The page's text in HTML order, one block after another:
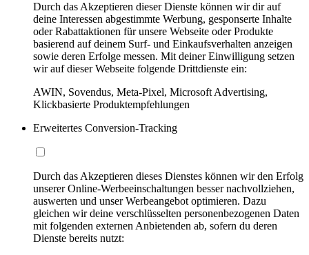
Durch das Akzeptieren dieser Dienste können wir dir auf
deine Interessen abgestimmte Werbung, gesponserte Inhalte
oder Rabattaktionen für unsere Webseite oder Produkte
basierend auf deinem Surf- und Einkaufsverhalten anzeigen
sowie deren Erfolge messen. Mit deiner Einwilligung setzen
wir auf dieser Webseite folgende Drittdienste ein:
AWIN, Sovendus, Meta-Pixel, Microsoft Advertising,
Klickbasierte Produktempfehlungen
Erweitertes Conversion-Tracking
Durch das Akzeptieren dieses Dienstes können wir den Erfolg
unserer Online-Werbeeinschaltungen besser nachvollziehen,
auswerten und unser Werbeangebot optimieren. Dazu
gleichen wir deine verschlüsselten personenbezogenen Daten
mit folgenden externen Anbietenden ab, sofern du deren
Dienste bereits nutzt: